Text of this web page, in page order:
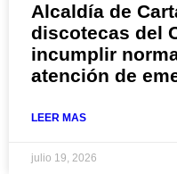
Alcaldía de
discotecas del
incumplir
atención de
LEER MAS
julio 19, 2026